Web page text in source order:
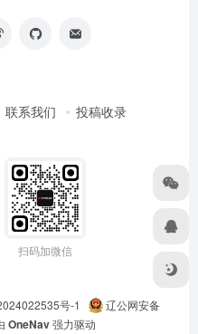
联系我们 投稿收录
扫码加微信
号-1
辽公网安备
OneNav强力驱动